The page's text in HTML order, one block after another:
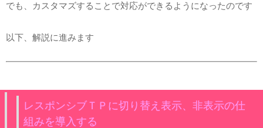
でも、カスタマズすることで対応ができるようになったのです
以下、解説に進みます
レスポンシブＴＰに切り替え表示、非表示の仕
組みを導入する